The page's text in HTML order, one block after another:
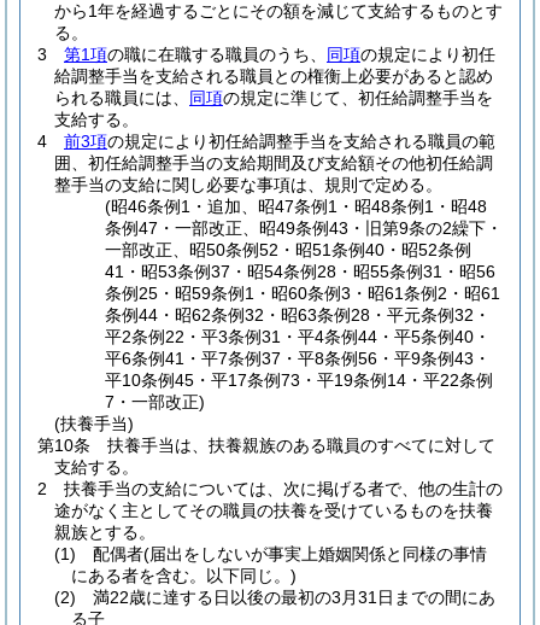
から1年を経過するごとにその額を減じて支給するものとす
る。
3
第1項の職に在職する職員のうち、 同項の規定により初任
給調整手当を支給される職員との権衡上必要があると認め
られる職員には、 同項の規定に準じて、初任給調整手当を
支給する。
4
前3項の規定により初任給調整手当を支給される職員の範
囲、初任給調整手当の支給期間及び支給額その他初任給調
整手当の支給に関し必要な事項は、規則で定める。
(昭46条例1・追加、昭47条例1・昭48条例1・昭48
条例47・一部改正、昭49条例43・旧第9条の2繰下・
一部改正、昭50条例52・昭51条例40・昭52条例
41・昭53条例37・昭54条例28・昭55条例31・昭56
条例25・昭59条例1・昭60条例3・昭61条例2・昭61
条例44・昭62条例32・昭63条例28・平元条例32・
平2条例22・平3条例31・平4条例44・平5条例40・
平6条例41・平7条例37・平8条例56・平9条例43・
平10条例45・平17条例73・平19条例14・平22条例
7・一部改正)
(扶養手当)
第10条
扶養手当は、扶養親族のある職員のすべてに対して
支給する。
2
扶養手当の支給については、次に掲げる者で、他の生計の
途がなく主としてその職員の扶養を受けているものを扶養
親族とする。
(1)
配偶者(届出をしないが事実上婚姻関係と同様の事情
にある者を含む。以下同じ。)
(2)
満22歳に達する日以後の最初の3月31日までの間にあ
る子